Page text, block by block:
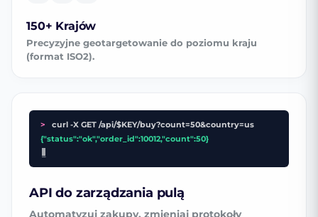
150+ Krajów
Precyzyjne geotargetowanie do poziomu kraju
(format ISO2).
>
curl -X GET /api/$KEY/buy?count=50&country=us
{"status":"ok","order_id":10012,"count":50}
_
API do zarządzania pulą
Automatyzuj zakupy, zmieniaj protokoły